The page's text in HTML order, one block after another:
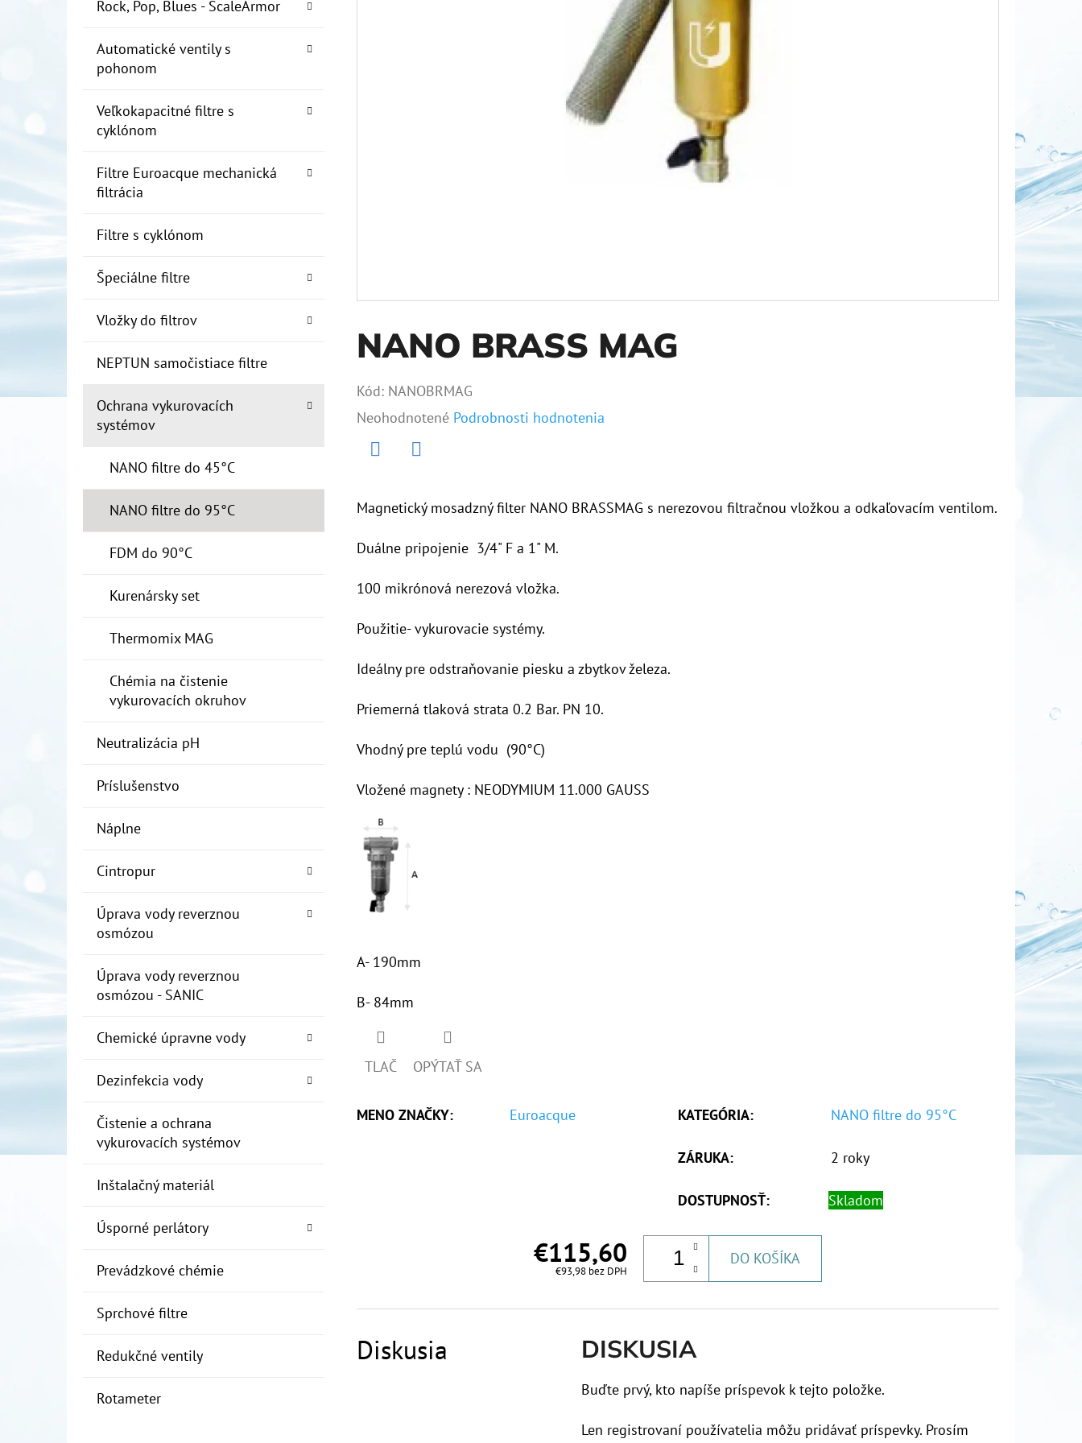
Rock, Pop, Blues - ScaleArmor
Automatické ventily s
pohonom
Veľkokapacitné filtre s
cyklónom
Filtre Euroacque mechanická
filtrácia
Filtre s cyklónom
Špeciálne filtre
Vložky do filtrov
NEPTUN samočistiace filtre
Ochrana vykurovacích
systémov
NANO filtre do 45°C
NANO filtre do 95°C
FDM do 90°C
Kurenársky set
Thermomix MAG
Chémia na čistenie
vykurovacích okruhov
Neutralizácia pH
Príslušenstvo
Náplne
Cintropur
Úprava vody reverznou
osmózou
Úprava vody reverznou
osmózou - SANIC
Chemické úpravne vody
Dezinfekcia vody
Čistenie a ochrana
vykurovacích systémov
Inštalačný materiál
Úsporné perlátory
Prevádzkové chémie
Sprchové filtre
Redukčné ventily
Rotameter
NANO BRASS MAG
Kód: NANOBRMAG
Priemerné
hodnotenie
z
Neohodnotené Podrobnosti hodnotenia
Magnetický mosadzný filter NANO BRASSMAG s nerezovou filtračnou vložkou a odkaľovacím ventilom.
Duálne pripojenie 3/4" F a 1" M.
100 mikrónová nerezová vložka.
Použitie- vykurovacie systémy.
Ideálny pre odstraňovanie piesku a zbytkov železa.
Priemerná tlaková strata 0.2 Bar. PN 10.
Vhodný pre teplú vodu (90°C)
Vložené magnety : NEODYMIUM 11.000 GAUSS
A- 190mm
B- 84mm
TLAČ OPÝTAŤ SA
MENO ZNAČKY: Euroacque KATEGÓRIA: NANO filtre do 95°C
ZÁRUKA: 2 roky
DOSTUPNOSŤ: Skladom
€115,60
€93,98 bez DPH
DO KOŠÍKA
Diskusia DISKUSIA
Buďte prvý, kto napíše príspevok k tejto položke.
Len registrovaní používatelia môžu pridávať príspevky. Prosím
10" FILTER SENIOR 1"
€19
10" FILTER SENIOR DUO 1"
€37,10